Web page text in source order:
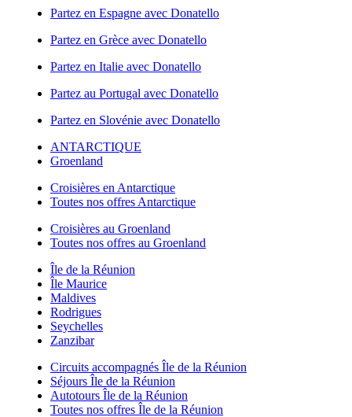
Partez en Espagne avec Donatello
Partez en Grèce avec Donatello
Partez en Italie avec Donatello
Partez au Portugal avec Donatello
Partez en Slovénie avec Donatello
ANTARCTIQUE
Groenland
Croisières en Antarctique
Toutes nos offres Antarctique
Croisières au Groenland
Toutes nos offres au Groenland
Île de la Réunion
Île Maurice
Maldives
Rodrigues
Seychelles
Zanzibar
Circuits accompagnés Île de la Réunion
Séjours Île de la Réunion
Autotours Île de la Réunion
Toutes nos offres Île de la Réunion